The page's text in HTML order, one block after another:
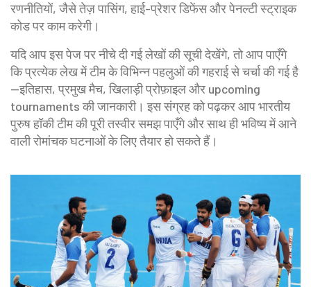
रणनीतियों, जैसे तेज़ पासिंग, हाई-प्रेशर डिफेंस और पेनल्टी स्ट्राइक
कोड पर काम करेगी।
यदि आप इस पेज पर नीचे दी गई लेखों की सूची देखेंगे, तो आप पाएँगे
कि प्रत्येक लेख में टीम के विभिन्न पहलुओं की गहराई से चर्चा की गई है
—इतिहास, प्रमुख मैच, खिलाड़ी प्रोफ़ाइल और upcoming
tournaments की जानकारी। इस संग्रह को पढ़कर आप भारतीय
पुरुष हॉकी टीम की पूरी तस्वीर समझ पाएँगे और साथ ही भविष्य में आने
वाली रोमांचक घटनाओं के लिए तैयार हो सकते हैं।